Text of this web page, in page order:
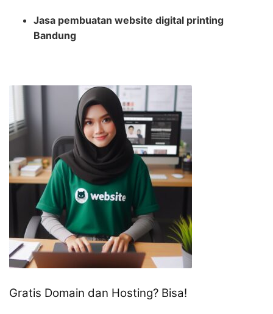
Jasa pembuatan website digital printing
Bandung
Gratis Domain dan Hosting? Bisa!